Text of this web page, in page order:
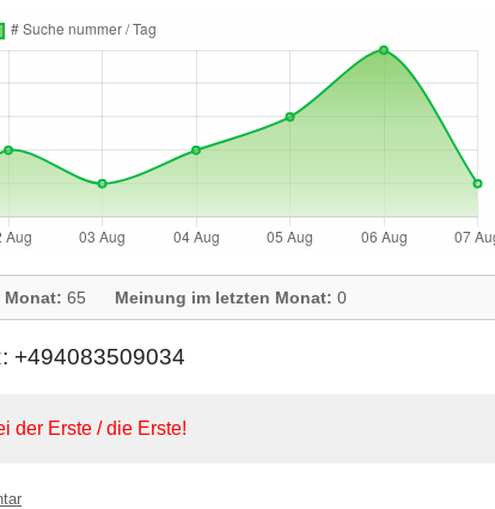
Monat: 65 Meinung im letzten Monat: 0
+494083509034
der Erste / die Erste!